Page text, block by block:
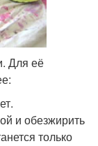
Для её
и обезжирить
только